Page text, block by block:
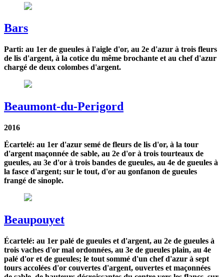
Bars
Parti: au 1er de gueules à l'aigle d'or, au 2e d'azur à trois fleurs
de lis d'argent, à la cotice du même brochante et au chef d'azur
chargé de deux colombes d'argent.
Beaumont-du-Perigord
2016
Écartelé: au 1er d'azur semé de fleurs de lis d'or, à la tour
d'argent maçonnée de sable, au 2e d'or à trois tourteaux de
gueules, au 3e d'or à trois bandes de gueules, au 4e de gueules à
la fasce d'argent; sur le tout, d'or au gonfanon de gueules
frangé de sinople.
Beaupouyet
Écartelé: au 1er palé de gueules et d'argent, au 2e de gueules à
trois vaches d'or mal ordonnées, au 3e de gueules plain, au 4e
palé d'or et de gueules; le tout sommé d'un chef d'azur à sept
tours accolées d'or couvertes d'argent, ouvertes et maçonnées